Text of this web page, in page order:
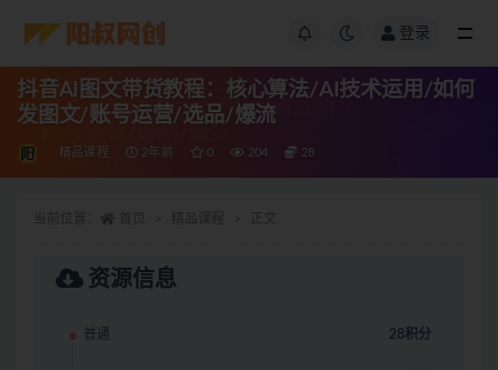
登录
抖音AI图文带货教程：核心算法/AI技术运用/如何
发图文/账号运营/选品/爆流
精品课程 2年前 0 204 28
资源信息
普通 28积分